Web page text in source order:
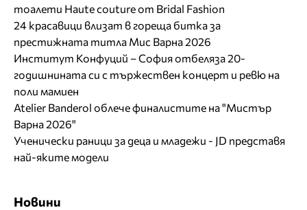
тоалети Haute couture от Bridal Fashion
24 красавици влизат в гореща битка за
престижната титла Мис Варна 2026
Институт Конфуций – София отбеляза 20-
годишнината си с тържествен концерт и ревю на
поли мамиен
Atelier Banderol облече финалистите на "Мистър
Варна 2026"
Ученически раници за деца и младежи - JD представя
най-яките модели
Новини